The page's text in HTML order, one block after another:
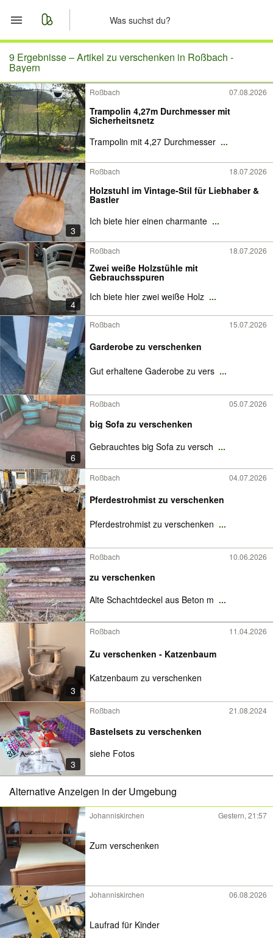
Start
Merkliste
Nachrichten
Anzeige aufgeben
9 Ergebnisse –Artikel zu verschenken in Roßbach -
Bayern
Roßbach 07.08.2026
Trampolin 4,27m Durchmesser mit
Sicherheitsnetz
Trampolin mit 4,27 Durchmesser ...
3
Roßbach 18.07.2026
Holzstuhl im Vintage-Stil für Liebhaber &
Bastler
Ich biete hier einen charmante ...
4
Roßbach 18.07.2026
Zwei weiße Holzstühle mit
Gebrauchsspuren
Ich biete hier zwei weiße Holz ...
Roßbach 15.07.2026
Garderobe zu verschenken
Gut erhaltene Gaderobe zu vers ...
6
Roßbach 05.07.2026
big Sofa zu verschenken
Gebrauchtes big Sofa zu versch ...
Roßbach 04.07.2026
Pferdestrohmist zu verschenken
Pferdestrohmist zu verschenken ...
Roßbach 10.06.2026
zu verschenken
Alte Schachtdeckel aus Beton m ...
3
Roßbach 11.04.2026
Zu verschenken - Katzenbaum
Katzenbaum zu verschenken
3
Roßbach 21.08.2024
Bastelsets zu verschenken
siehe Fotos
Alternative Anzeigen in der Umgebung
Johanniskirchen Gestern, 21:57
Zum verschenken
Johanniskirchen 06.08.2026
Laufrad für Kinder